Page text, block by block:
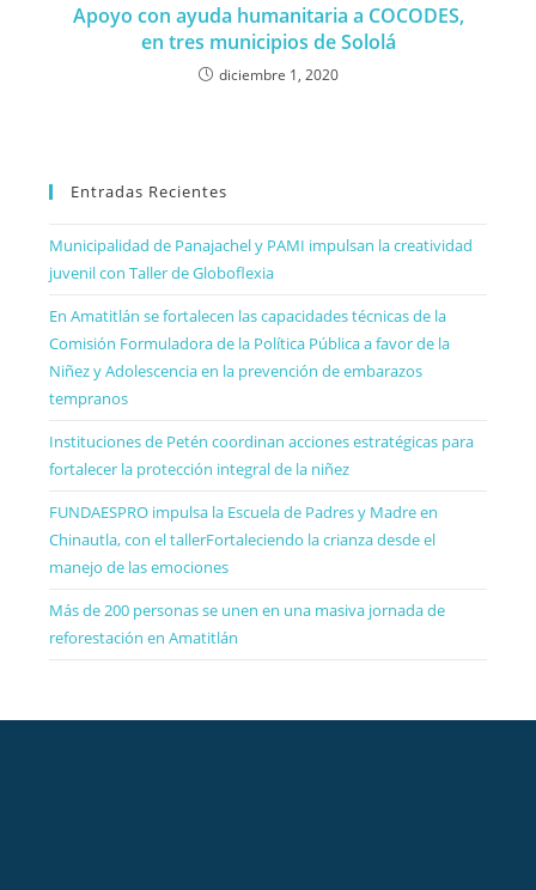
Apoyo con ayuda humanitaria a COCODES,
en tres municipios de Sololá
diciembre 1, 2020
Entradas Recientes
Municipalidad de Panajachel y PAMI impulsan la creatividad
juvenil con Taller de Globoflexia
En Amatitlán se fortalecen las capacidades técnicas de la
Comisión Formuladora de la Política Pública a favor de la
Niñez y Adolescencia en la prevención de embarazos
tempranos
Instituciones de Petén coordinan acciones estratégicas para
fortalecer la protección integral de la niñez
FUNDAESPRO impulsa la Escuela de Padres y Madre en
Chinautla, con el tallerFortaleciendo la crianza desde el
manejo de las emociones
Más de 200 personas se unen en una masiva jornada de
reforestación en Amatitlán